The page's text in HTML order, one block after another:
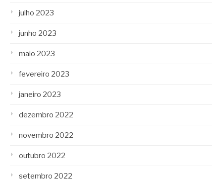
julho 2023
junho 2023
maio 2023
fevereiro 2023
janeiro 2023
dezembro 2022
novembro 2022
outubro 2022
setembro 2022